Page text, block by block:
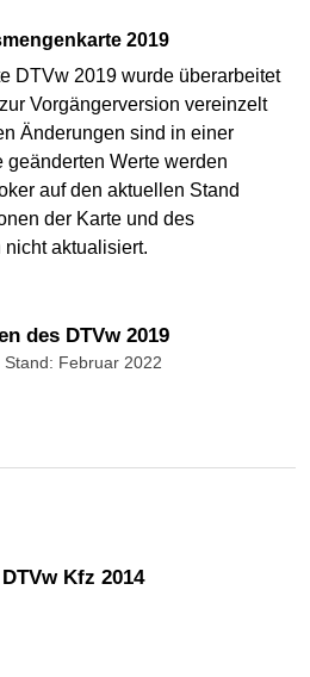
2019
DTVw 2019 wurde überarbeitet
Vorgängerversion vereinzelt
Änderungen sind in einer
Werte werden
auf den aktuellen Stand
der Karte und des
aktualisiert.
des DTVw 2019
Stand: Februar 2022
Kfz 2014